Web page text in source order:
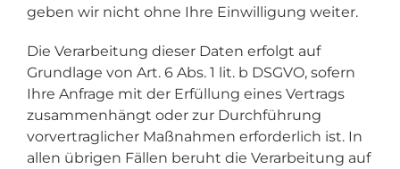
geben wir nicht ohne Ihre Einwilligung weiter.
Die Verarbeitung dieser Daten erfolgt auf
Grundlage von Art. 6 Abs. 1 lit. b DSGVO, sofern
Ihre Anfrage mit der Erfüllung eines Vertrags
zusammenhängt oder zur Durchführung
vorvertraglicher Maßnahmen erforderlich ist. In
allen übrigen Fällen beruht die Verarbeitung auf